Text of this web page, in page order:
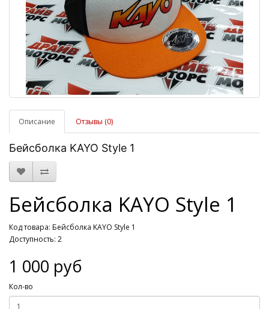
Описание Отзывы (0)
Бейсболка KAYO Style 1
Бейсболка KAYO Style 1
Код товара: Бейсболка KAYO Style 1
Доступность: 2
1 000 руб
Кол-во